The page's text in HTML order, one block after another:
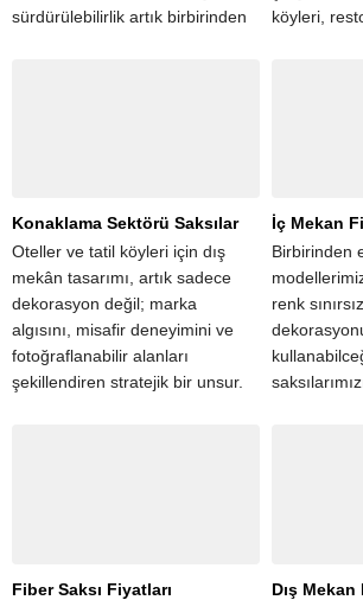
sürdürülebilirlik artık birbirinden
köyleri,
Konaklama Sektörü Saksılar
Oteller ve tatil köyleri için dış
mekân tasarımı, artık sadece
dekorasyon değil; marka
algısını, misafir deneyimini ve
fotoğraflanabilir alanları
şekillendiren stratejik bir unsur.
İç Mekan
Birbirinden
renk
Fiber Saksı Fiyatları
Dış Mekan